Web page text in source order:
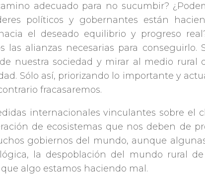
adecuado para no sucumbir?
políticos y gobernantes están
el deseado equilibrio y progreso
las alianzas necesarias para
nuestra sociedad y mirar al medio
Sólo así, priorizando lo importante y
fracasaremos.
internacionales vinculantes sobre el
de ecosistemas que nos deben de
gobiernos del mundo, aunque
la despoblación del mundo rural
algo estamos haciendo mal.